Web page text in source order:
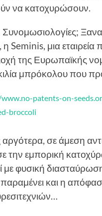
να κατοχυρώσουν.
Seminis, μια
της Ευρωπαϊκής
μπρόκολου που
patents-on-
broccoli
σε άμεση
την εμπορική
με φυσική
και η